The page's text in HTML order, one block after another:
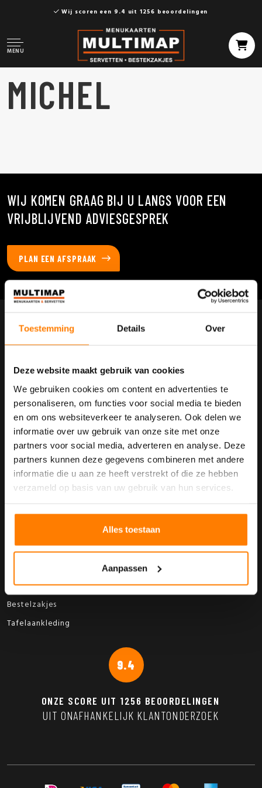
Toestemming Details Over
Deze website maakt gebruik van cookies
We gebruiken cookies om content en advertenties te
personaliseren, om functies voor social media te bieden
en om ons websiteverkeer te analyseren. Ook delen we
informatie over uw gebruik van onze site met onze
partners voor social media, adverteren en analyse. Deze
partners kunnen deze gegevens combineren met andere
informatie die u aan ze heeft verstrekt of die ze hebben
verzameld op basis van uw gebruik van hun services.
Alles toestaan
Aanpassen
Wij scoren een 9.4 uit 1256 beoordelingen
MENU
MICHEL
WIJ KOMEN GRAAG BIJ U LANGS VOOR EEN
VRIJBLIJVEND ADVIESGESPREK
PLAN EEN AFSPRAAK
Multi Map
+32 (0)800 70980
info@multimap.be
Maatwerk
Referenties
Tafelaankleding kopen
Tafelaankleding met eigen logo
Servetten
Bestelzakjes
Tafelaankleding
9.4
ONZE SCORE UIT 1256 BEOORDELINGEN
UIT ONAFHANKELIJK KLANTONDERZOEK